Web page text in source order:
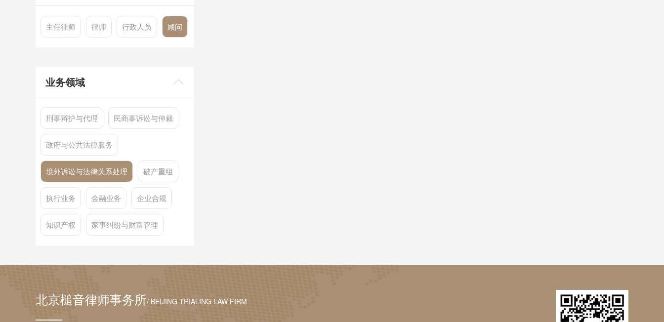
主任律师 律师 行政人员 顾问
业务领域
刑事辩护与代理 民商事诉讼与仲裁
政府与公共法律服务
境外诉讼与法律关系处理 破产重组
执行业务 金融业务 企业合规
知识产权 家事纠纷与财富管理
北京槌音律师事务所/ BEIJING TRIALING LAW FIRM